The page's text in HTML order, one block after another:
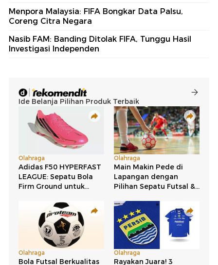
Menpora Malaysia: FIFA Bongkar Data Palsu,
Coreng Citra Negara
Nasib FAM: Banding Ditolak FIFA, Tunggu Hasil
Investigasi Independen